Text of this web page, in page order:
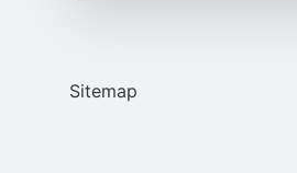
Sitemap